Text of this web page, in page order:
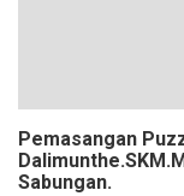
Pemasangan
Sabungan.